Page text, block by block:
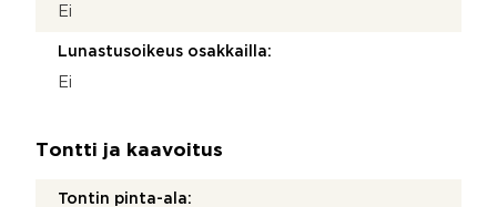
Ei
Lunastusoikeus osakkailla:
Ei
Tontti ja kaavoitus
Tontin pinta-ala: